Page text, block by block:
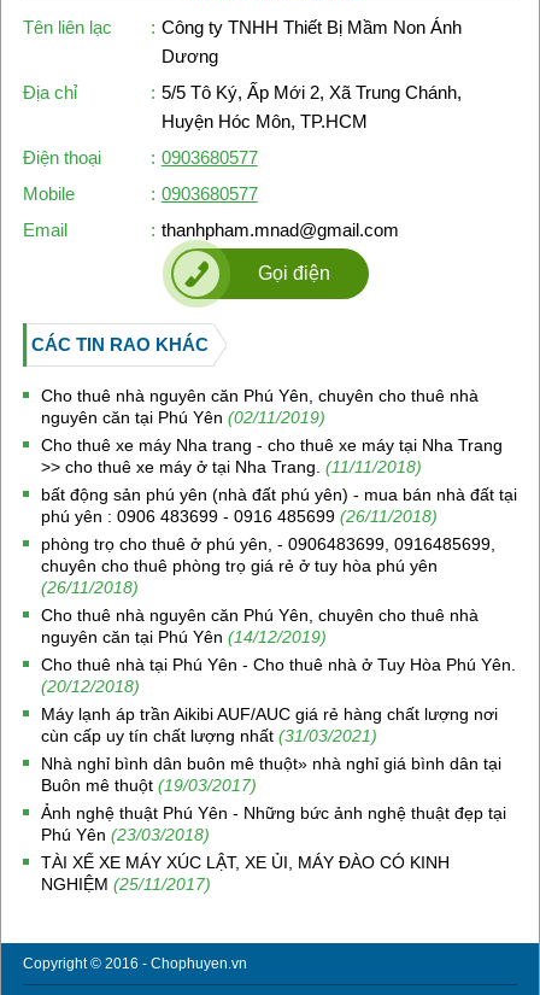
Tên liên lạc
: Công ty TNHH Thiết Bị Mầm Non Ánh
Dương
Địa chỉ
: 5/5 Tô Ký, Ấp Mới 2, Xã Trung Chánh,
Huyện Hóc Môn, TP.HCM
Điện thoại
: 0903680577
Mobile
: 0903680577
Email
: thanhpham.mnad@gmail.com
Gọi điện
CÁC TIN RAO KHÁC
Cho thuê nhà nguyên căn Phú Yên, chuyên cho thuê nhà
nguyên căn tại Phú Yên (02/11/2019)
Cho thuê xe máy Nha trang - cho thuê xe máy tại Nha Trang
>> cho thuê xe máy ở tại Nha Trang. (11/11/2018)
bất động sản phú yên (nhà đất phú yên) - mua bán nhà đất tại
phú yên : 0906 483699 - 0916 485699 (26/11/2018)
phòng trọ cho thuê ở phú yên, - 0906483699, 0916485699,
chuyên cho thuê phòng trọ giá rẻ ở tuy hòa phú yên
(26/11/2018)
Cho thuê nhà nguyên căn Phú Yên, chuyên cho thuê nhà
nguyên căn tại Phú Yên (14/12/2019)
Cho thuê nhà tại Phú Yên - Cho thuê nhà ở Tuy Hòa Phú Yên.
(20/12/2018)
Máy lạnh áp trần Aikibi AUF/AUC giá rẻ hàng chất lượng nơi
cùn cấp uy tín chất lượng nhất (31/03/2021)
Nhà nghỉ bình dân buôn mê thuột» nhà nghỉ giá bình dân tại
Buôn mê thuột (19/03/2017)
Ảnh nghệ thuật Phú Yên - Những bức ảnh nghệ thuật đẹp tại
Phú Yên (23/03/2018)
TÀI XẾ XE MÁY XÚC LẬT, XE ỦI, MÁY ĐÀO CÓ KINH
NGHIỆM (25/11/2017)
Copyright © 2016 - Chophuyen.vn